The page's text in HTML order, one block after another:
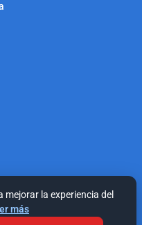
la experiencia del
más